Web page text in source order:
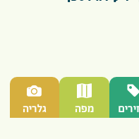
מפה גלריה